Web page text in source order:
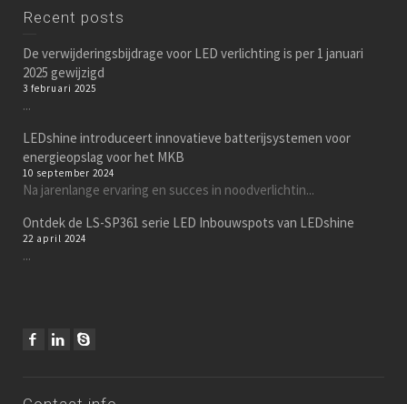
Recent posts
De verwijderingsbijdrage voor LED verlichting is per 1 januari
2025 gewijzigd
3 februari 2025
...
LEDshine introduceert innovatieve batterijsystemen voor
energieopslag voor het MKB
10 september 2024
Na jarenlange ervaring en succes in noodverlichtin...
Ontdek de LS-SP361 serie LED Inbouwspots van LEDshine
22 april 2024
...